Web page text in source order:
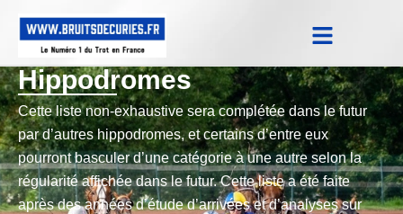
Hippodromes
Cette liste non-exhaustive sera complétée dans le futur
par d’autres hippodromes, et certains d’entre eux
pourront basculer d’une catégorie à une autre selon la
régularité affichée dans le futur. Cette liste a été faite
après des années d’étude d’arrivées et d’analyses sur